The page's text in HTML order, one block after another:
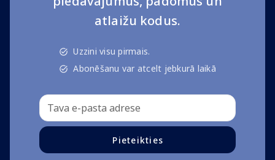
atlaižu kodus.
Uzzini visu pirmais.
Abonēšanu var atcelt jebkurā laikā
Pieteikties